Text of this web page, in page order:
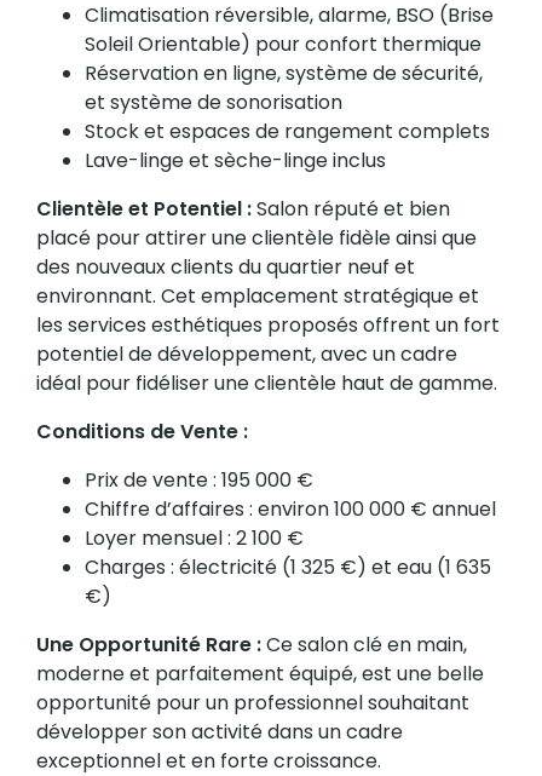
Climatisation réversible, alarme, BSO (Brise
Soleil Orientable) pour confort thermique
Réservation en ligne, système de sécurité,
et système de sonorisation
Stock et espaces de rangement complets
Lave-linge et sèche-linge inclus
Clientèle et Potentiel :Salon réputé et bien
placé pour attirer une clientèle fidèle ainsi que
des nouveaux clients du quartier neuf et
environnant. Cet emplacement stratégique et
les services esthétiques proposés offrent un fort
potentiel de développement, avec un cadre
idéal pour fidéliser une clientèle haut de gamme.
Conditions de Vente :
Prix de vente : 195 000 €
Chiffre d’affaires : environ 100 000 € annuel
Loyer mensuel : 2 100 €
Charges : électricité (1 325 €) et eau (1 635
€)
Une Opportunité Rare :Ce salon clé en main,
moderne et parfaitement équipé, est une belle
opportunité pour un professionnel souhaitant
développer son activité dans un cadre
exceptionnel et en forte croissance.